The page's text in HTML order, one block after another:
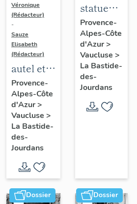
Véronique
(Rédacteur)
-
Sauze
Elisabeth
(Rédacteur)
autel et
retable
de saint
Sébastien
Provence-
Alpes-Côte
d'Azur>
Vaucluse >
La Bastide-
des-
Jourdans
statue
dite de la
"Jeanne"
Provence-
Alpes-Côte
d'Azur>
Vaucluse >
La Bastide-
des-
Jourdans
Dossier Dossier